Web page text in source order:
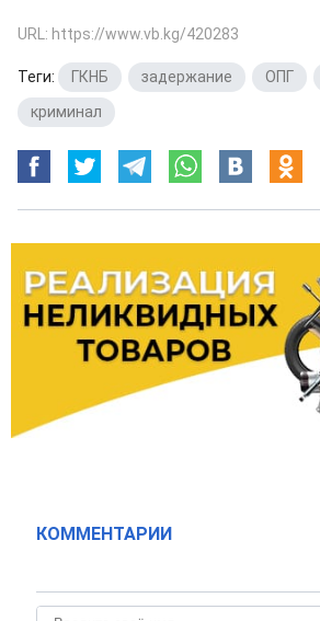
URL: https://www.vb.kg/420283
Теги: ГКНБ задержание ОПГ
криминал
КОММЕНТАРИИ